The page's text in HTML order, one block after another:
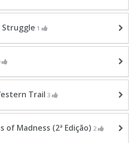
1
Trail 3
of Madness (2ª Edição) 2